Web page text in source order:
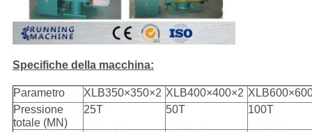
Specifiche della macchina:
Parametro XLB350×350×2 XLB400×400×2
Pressione
totale (MN)
25T 50T 100T